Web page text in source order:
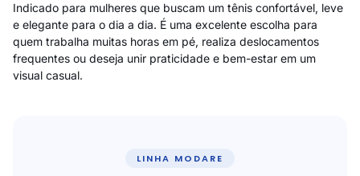
Indicado para mulheres que buscam um tênis confortável, leve
e elegante para o dia a dia. É uma excelente escolha para
quem trabalha muitas horas em pé, realiza deslocamentos
frequentes ou deseja unir praticidade e bem-estar em um
visual casual.
LINHA MODARE